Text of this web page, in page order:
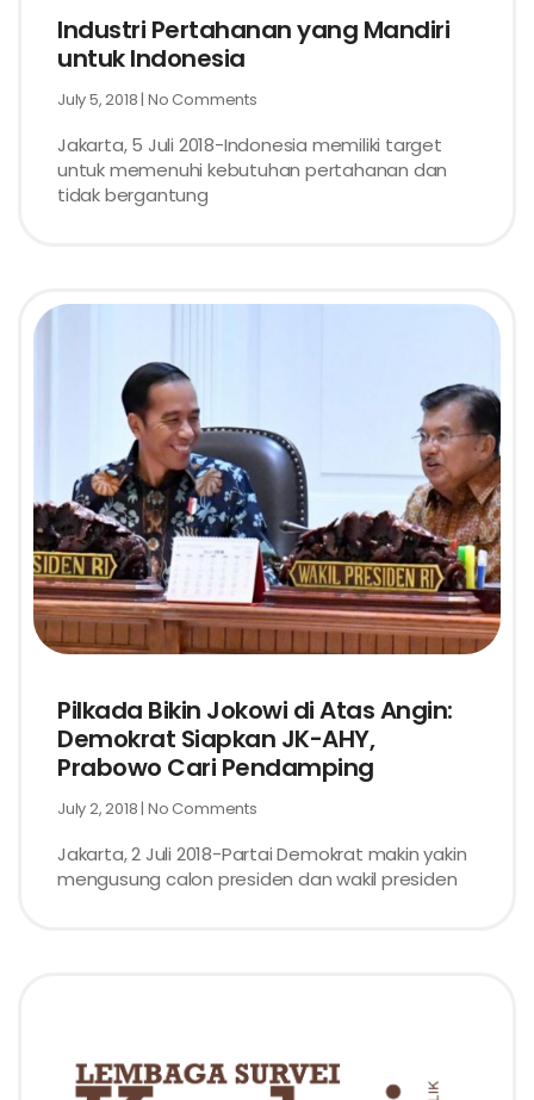
Industri Pertahanan yang Mandiri
untuk Indonesia
July 5, 2018 No Comments
Jakarta, 5 Juli 2018-Indonesia memiliki target
untuk memenuhi kebutuhan pertahanan dan
tidak bergantung
Pilkada Bikin Jokowi di Atas Angin:
Demokrat Siapkan JK-AHY,
Prabowo Cari Pendamping
July 2, 2018 No Comments
Jakarta, 2 Juli 2018-Partai Demokrat makin yakin
mengusung calon presiden dan wakil presiden